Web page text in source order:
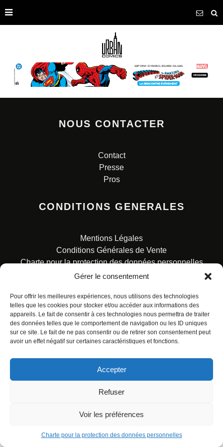
Gérer le consentement
Pour offrir les meilleures expériences, nous utilisons des technologies
telles que les cookies pour stocker et/ou accéder aux informations des
appareils. Le fait de consentir à ces technologies nous permettra de traiter
des données telles que le comportement de navigation ou les ID uniques
sur ce site. Le fait de ne pas consentir ou de retirer son consentement peut
avoir un effet négatif sur certaines caractéristiques et fonctions.
Accepter
Refuser
Voir les préférences
Charte pour la protection des données personnelles
NOUS CONTACTER
Contact
Presse
Pros
CONDITIONS GENERALES
Mentions Légales
Conditions Générales de Vente
Charte pour la protection des données personnelles
© ALL RIGHTS RESERVED. URBAN COMICS POUR LES
ÉDITIONS FRANÇAISES.